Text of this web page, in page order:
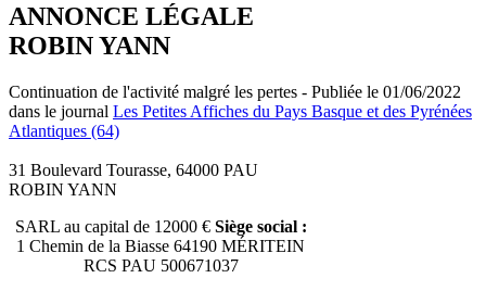
ANNONCE LÉGALE
ROBIN YANN
Continuation de l'activité malgré les pertes - Publiée le 01/06/2022
dans le journal Les Petites Affiches du Pays Basque et des Pyrénées
Atlantiques (64)
31 Boulevard Tourasse, 64000 PAU
ROBIN YANN
SARL au capital de 12000 € Siège social :
1 Chemin de la Biasse 64190 MÉRITEIN
RCS PAU 500671037